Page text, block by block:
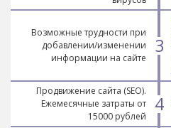
3
Возможные трудности при
добавлении/изменении
информации на сайте
4
Продвижение сайта (SEO).
Ежемесячные затраты от
15000 рублей